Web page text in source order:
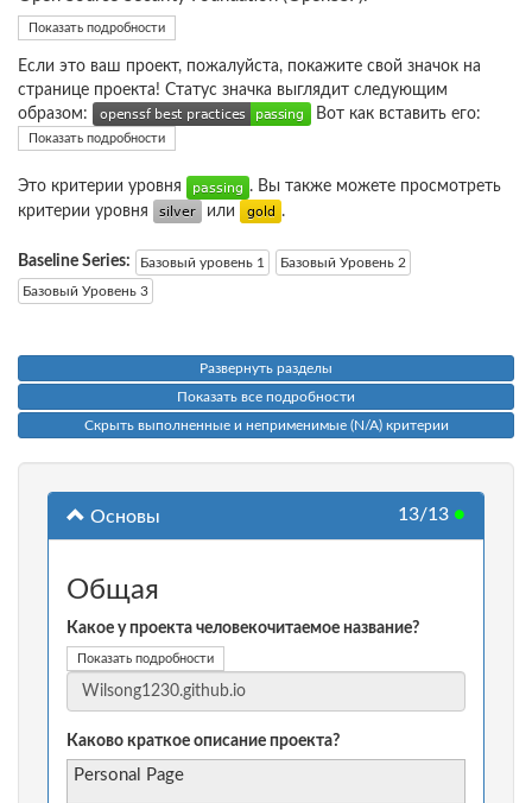
Показать подробности
Если это ваш проект, пожалуйста, покажите свой значок на
странице проекта! Статус значка выглядит следующим
образом:
Вот как вставить его:
Показать подробности
Это критерии уровня
. Вы также можете просмотреть
критерии уровня
или .
Baseline Series: Базовый уровень 1
Базовый Уровень 2
Базовый Уровень 3
Развернуть разделы
Показать все подробности
Скрыть выполненные и неприменимые (N/A) критерии
Основы 13/13 ●
Общая
Какое у проекта человекочитаемое название?
Показать подробности
Каково краткое описание проекта?
Personal Page